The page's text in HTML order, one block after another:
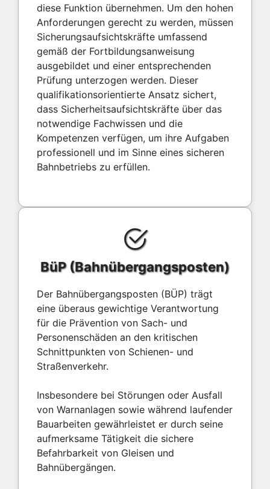
diese Funktion übernehmen. Um den hohen
Anforderungen gerecht zu werden, müssen
Sicherungsaufsichtskräfte umfassend
gemäß der Fortbildungsanweisung
ausgebildet und einer entsprechenden
Prüfung unterzogen werden. Dieser
qualifikationsorientierte Ansatz sichert,
dass Sicherheitsaufsichtskräfte über das
notwendige Fachwissen und die
Kompetenzen verfügen, um ihre Aufgaben
professionell und im Sinne eines sicheren
Bahnbetriebs zu erfüllen.
BüP (Bahnübergangsposten)
Der Bahnübergangsposten (BÜP) trägt
eine überaus gewichtige Verantwortung
für die Prävention von Sach- und
Personenschäden an den kritischen
Schnittpunkten von Schienen- und
Straßenverkehr.
Insbesondere bei Störungen oder Ausfall
von Warnanlagen sowie während laufender
Bauarbeiten gewährleistet er durch seine
aufmerksame Tätigkeit die sichere
Befahrbarkeit von Gleisen und
Bahnübergängen.